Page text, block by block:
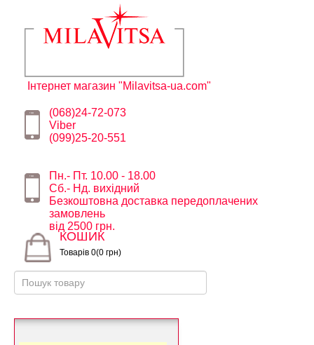
Інтернет магазин "Milavitsa-ua.com"
(068)24-72-073
Viber
(099)25-20-551
Пн.- Пт. 10.00 - 18.00
Сб.- Нд. вихідний
Безкоштовна доставка передоплачених
замовлень
від 2500 грн.
КОШИК
Товарів 0(0 грн)